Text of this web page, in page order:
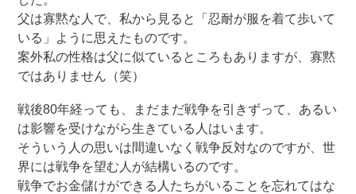
父は寡黙な人で、私から見ると「忍耐が服を着て歩いて
いる」ように思えたものです。
案外私の性格は父に似ているところもありますが、寡黙
ではありません（笑）
戦後80年経っても、まだまだ戦争を引きずって、あるい
は影響を受けながら生きている人はいます。
そういう人の思いは間違いなく戦争反対なのですが、世
界には戦争を望む人が結構いるのです。
戦争でお金儲けができる人たちがいることを忘れてはな